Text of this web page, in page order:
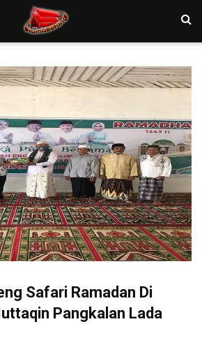
Safari Ramadan Di
Pangkalan Lada